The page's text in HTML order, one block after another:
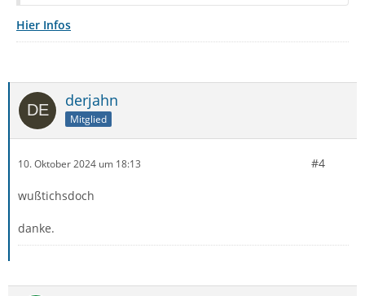
Hier Infos
derjahn
Mitglied
10. Oktober 2024 um 18:13 #4
wußtichsdoch
danke.